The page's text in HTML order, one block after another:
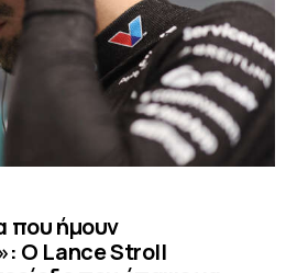
που ήμουν
O Lance Stroll